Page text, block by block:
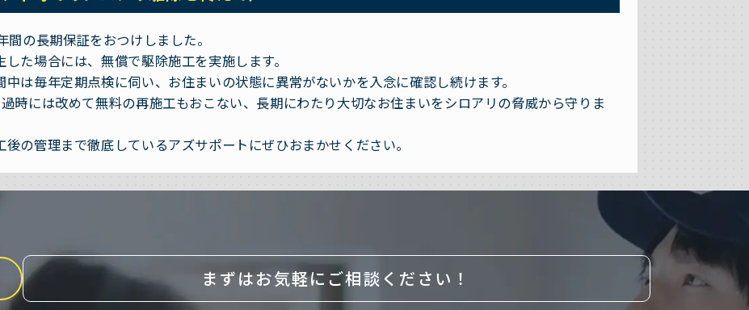
の長期保証をおつけしました。
た場合には、無償で駆除施工を実施します。
は毎年定期点検に伺い、お住まいの状態に異常がないかを入念に確認し続けます。
時には改めて無料の再施工もおこない、長期にわたり大切なお住まいをシロアリの脅威から守りま
の管理まで徹底しているアズサポートにぜひおまかせください。
まずはお気軽にご相談ください！